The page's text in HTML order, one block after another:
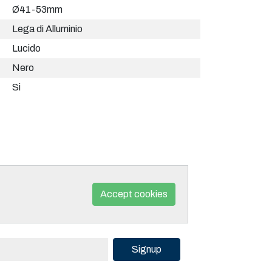
Ø41-53mm
Lega di Alluminio
Lucido
Nero
Si
Accept cookies
Signup